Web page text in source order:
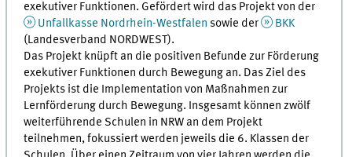
exekutiver Funktionen. Gefördert wird das Projekt von der
Unfallkasse Nordrhein-Westfalen sowie der
BKK
(Landesverband NORDWEST).
Das Projekt knüpft an die positiven Befunde zur Förderung
exekutiver Funktionen durch Bewegung an. Das Ziel des
Projekts ist die Implementation von Maßnahmen zur
Lernförderung durch Bewegung. Insgesamt können zwölf
weiterführende Schulen in NRW an dem Projekt
teilnehmen, fokussiert werden jeweils die 6. Klassen der